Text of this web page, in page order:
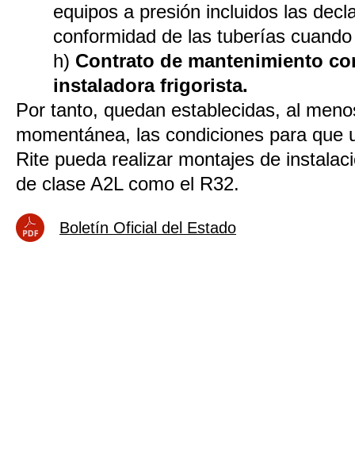
equipos a presión incluidos las
conformidad de las tuberías
h) Contrato de mantenimiento
instaladora frigorista.
Por tanto, quedan establecidas, al
momentánea, las condiciones para que
Rite pueda realizar montajes de
de clase A2L como el R32.
Boletín Oficial del Estado